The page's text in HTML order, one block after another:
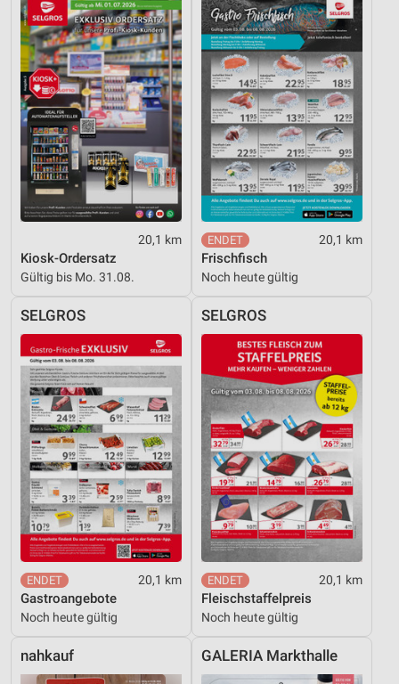
20,1 km
Kiosk-Ordersatz
Gültig bis Mo. 31.08.
20,1 km
Frischfisch
Noch heute gültig
SELGROS
20,1 km
Gastroangebote
Noch heute gültig
SELGROS
20,1 km
Fleischstaffelpreis
Noch heute gültig
nahkauf GALERIA Markthalle